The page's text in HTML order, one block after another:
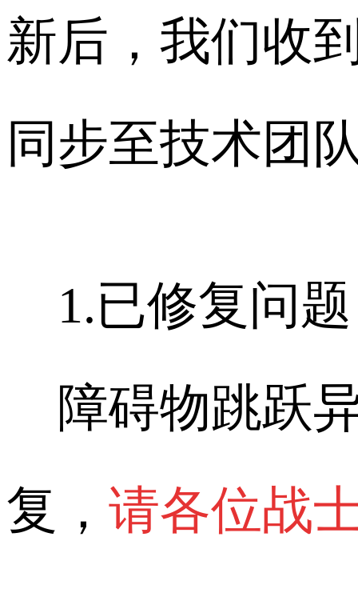
新后，我们收
同步至技术团
1.已修复问
障碍物跳跃
复， 请各位战